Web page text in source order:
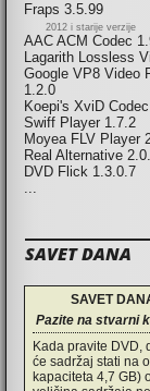
Fraps 3.5.99
2012 i starije verzije
AAC ACM Codec
Lagarith Lossless
Google VP8 Video
1.2.0
Koepi's XviD
Swiff Player 1.7.2
Moyea FLV Player
Real Alternative
DVD Flick 1.3.0.7
...
SAVET DANA
SAVET
Pazite na stvarni
Kada pravite DVD,
će sadržaj stati na
kapaciteta 4,7 GB)